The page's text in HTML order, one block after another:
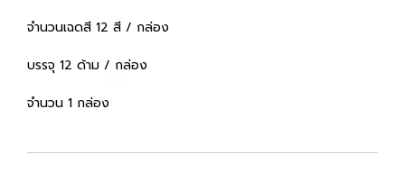
จำนวนเฉดสี 12 สี / กล่อง
บรรจุ 12 ด้าม / กล่อง
จำนวน 1 กล่อง